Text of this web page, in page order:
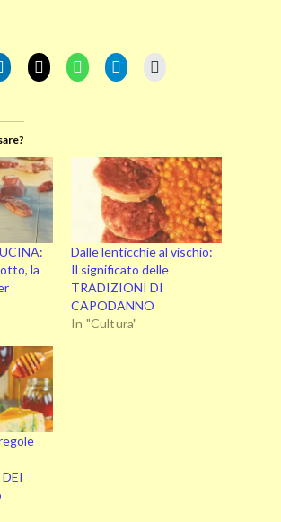
la
Dalle lenticchie al vischio:
Il significato delle
TRADIZIONI DI
CAPODANNO
In "Cultura"